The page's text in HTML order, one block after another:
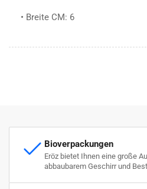
• Breite CM: 6
Bioverpackungen
Eröz bietet Ihnen eine große
abbaubarem Geschirr und